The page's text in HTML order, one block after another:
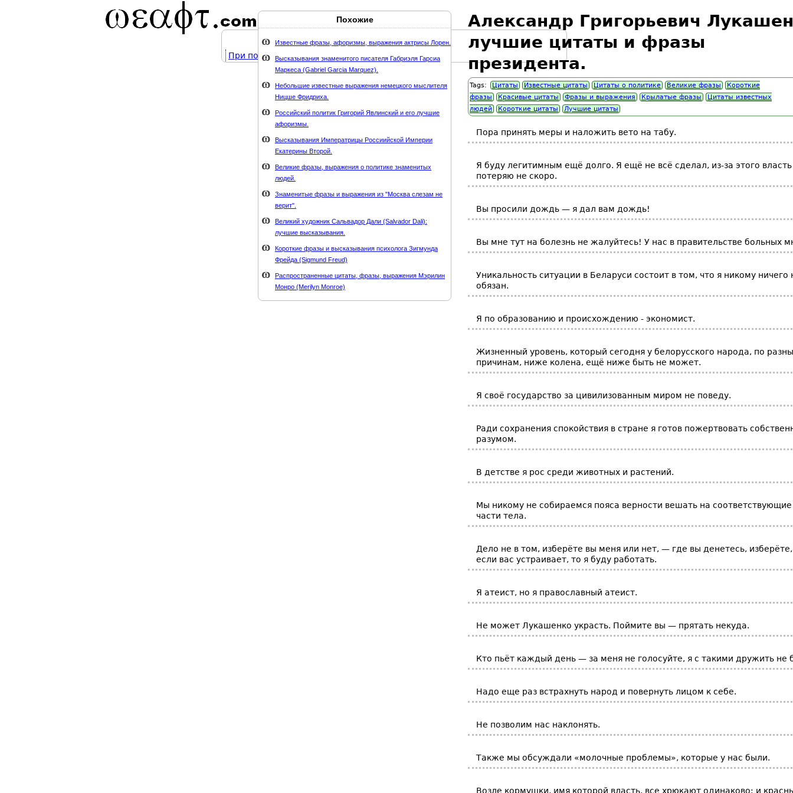
Александр Григорьевич
лучшие цитаты и фразы
президента.
Tags: Цитаты Известные цитаты Цитаты о политике Великие фразы
Короткие
фразы
Красивые цитаты Фразы и выражения Крылатые фразы
Цитаты известных
людей
Короткие цитаты Лучшие цитаты
Пора принять меры и наложить вето на табу.
Я буду легитимным ещё долго. Я ещё не всё сделал, из-за этого власть
потеряю не скоро.
Вы просили дождь — я дал вам дождь!
Вы мне тут на болезнь не жалуйтесь! У нас в правительстве больных
Уникальность ситуации в Беларуси состоит в том, что я никому ничего
обязан.
Я по образованию и происхождению - экономист.
Жизненный уровень, который сегодня у белорусского народа, по
причинам, ниже колена, ещё ниже быть не может.
Я своё государство за цивилизованным миром не поведу.
Ради сохранения спокойствия в стране я готов пожертвовать
разумом.
В детстве я рос среди животных и растений.
Мы никому не собираемся пояса верности вешать на соответствующие
части тела.
Дело не в том, изберёте вы меня или нет, — где вы денетесь,
если вас устраивает, то я буду работать.
Я атеист, но я православный атеист.
Не может Лукашенко украсть. Поймите вы — прятать некуда.
Кто пьёт каждый день — за меня не голосуйте, я с такими дружить не
Надо еще раз встрахнуть народ и повернуть лицом к себе.
Не позволим нас наклонять.
Также мы обсуждали «молочные проблемы», которые у нас были.
Возле кормушки, имя которой власть, все хрюкают одинаково: и
Похожие
Известные фразы, афоризмы, выражения актрисы Лорен.
Высказывания знаменитого писателя Габриэля Гарсиа
Маркеса (Gabriel Garcia Marquez).
Небольшие известные выражения немецкого мыслителя
Ницше Фридриха.
Российский политик Григорий Явлинский и его лучшие
афоризмы.
Высказывания Императрицы Россиийской Империи
Екатерины Второй.
Великие фразы, выражения о политике знаменитых
людей.
Знаменитые фразы и выражения из "Москва слезам не
верит".
Великий художник Сальвадор Дали (Salvador Dali):
лучшие высказывания.
Короткие фразы и высказывания психолога Зигмунда
Фрейда (Sigmund Freud)
Распространенные цитаты, фразы, выражения Мэрилин
Монро (Merilyn Monroe)
При поддержке стихи-классиков.ru